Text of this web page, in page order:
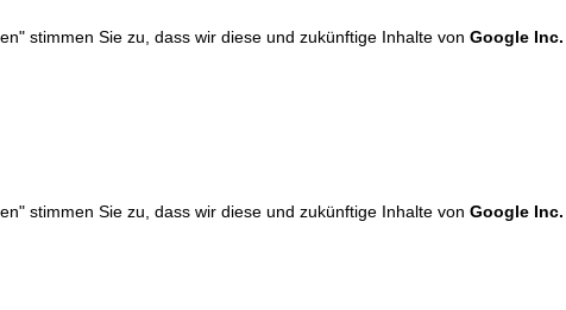
stimmen Sie zu, dass wir diese und zukünftige Inhalte von Google Inc.
stimmen Sie zu, dass wir diese und zukünftige Inhalte von Google Inc.